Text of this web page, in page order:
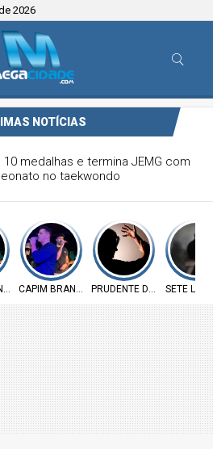
2026
NOTÍCIAS
no ForróCap em Capim
Branco
CAPIM BRANCO PRUDENTE DE MORAIS
SETE